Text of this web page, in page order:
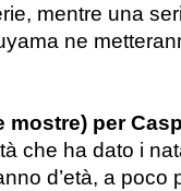
mentre una
ne
mostre) per
che ha dato i
d’età, a poco